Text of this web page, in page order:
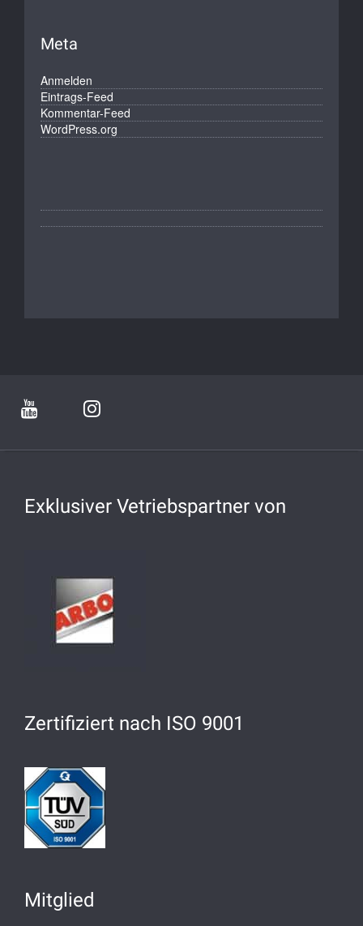
Meta
Anmelden
Eintrags-Feed
Kommentar-Feed
WordPress.org
Exklusiver Vetriebspartner von
Zertifiziert nach ISO 9001
Mitglied